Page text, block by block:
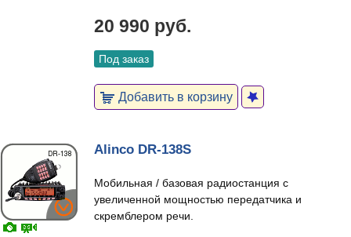
20 990 руб.
Под заказ
Добавить в корзину
Alinco DR-138S
Мобильная / базовая радиостанция с
увеличенной мощностью передатчика и
скремблером речи.